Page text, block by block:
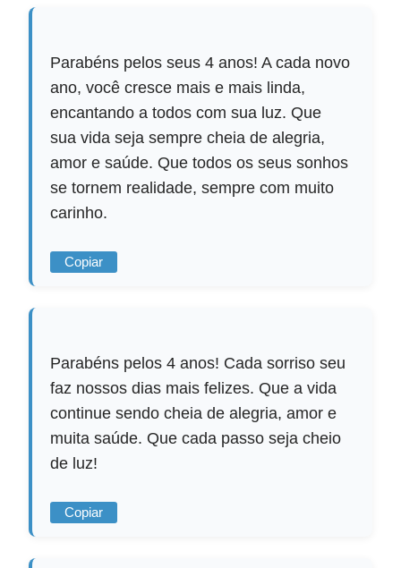
Parabéns pelos seus 4 anos! A cada novo
ano, você cresce mais e mais linda,
encantando a todos com sua luz. Que
sua vida seja sempre cheia de alegria,
amor e saúde. Que todos os seus sonhos
se tornem realidade, sempre com muito
carinho.
Copiar
Parabéns pelos 4 anos! Cada sorriso seu
faz nossos dias mais felizes. Que a vida
continue sendo cheia de alegria, amor e
muita saúde. Que cada passo seja cheio
de luz!
Copiar